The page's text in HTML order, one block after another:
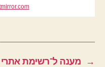
→ מענה ל־רשימת אתרי